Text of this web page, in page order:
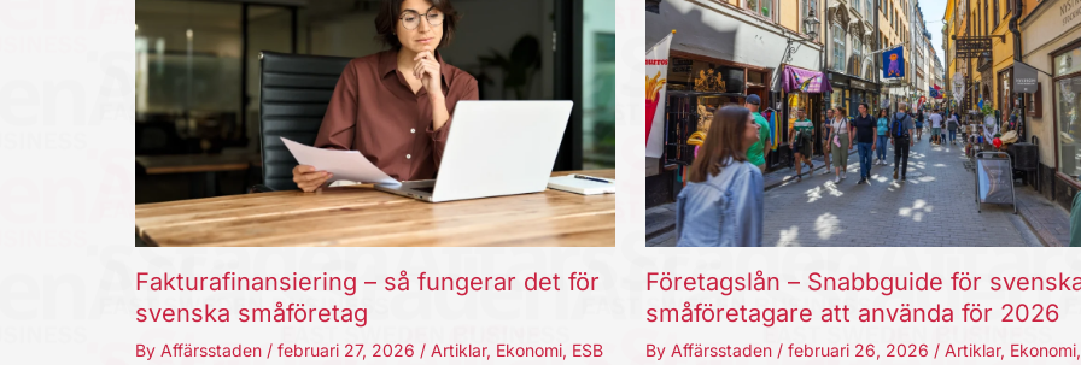
Fakturafinansiering – så fungerar det för
svenska småföretag
By Affärsstaden / februari 27, 2026 / Artiklar, Ekonomi, ESB
Företagslån – Snabbguide för
småföretagare att använda för 2026
By Affärsstaden / februari 26, 2026 / Artiklar, Ekonomi